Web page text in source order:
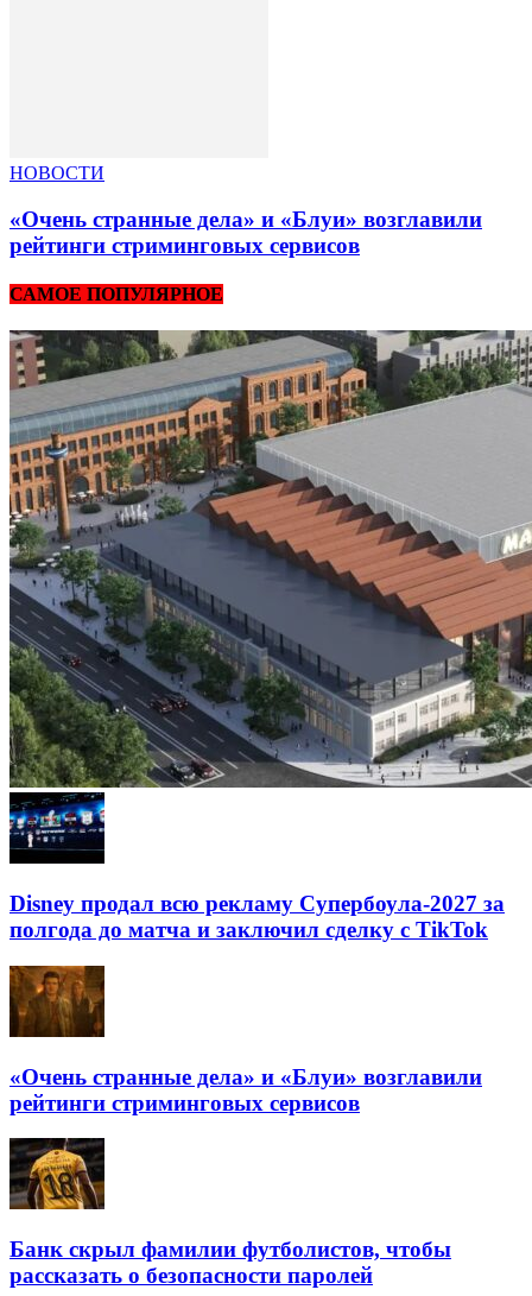
НОВОСТИ
«Очень странные дела» и «Блуи» возглавили
рейтинги стриминговых сервисов
САМОЕ ПОПУЛЯРНОЕ
Disney продал всю рекламу Супербоула-2027 за
полгода до матча и заключил сделку с TikTok
«Очень странные дела» и «Блуи» возглавили
рейтинги стриминговых сервисов
Банк скрыл фамилии футболистов, чтобы
рассказать о безопасности паролей